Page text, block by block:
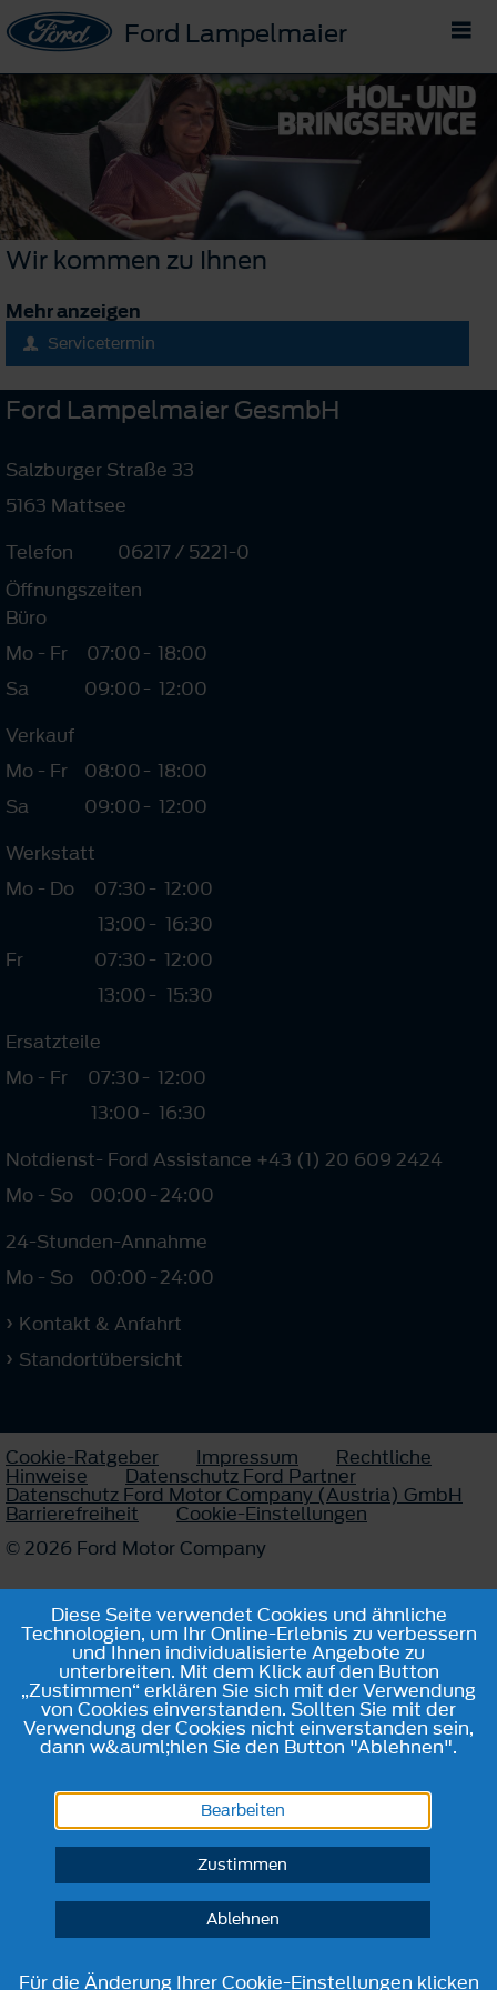
Ford Lampelmaier
Wir kommen zu Ihnen
Mehr anzeigen
Servicetermin
Ford Lampelmaier GesmbH
Salzburger Straße 33
5163 Mattsee
Telefon
06217 / 5221-0
Öffnungszeiten
Büro
Mo - Fr
07:00- 18:00
Sa
09:00- 12:00
Verkauf
Mo - Fr
08:00- 18:00
Sa
09:00- 12:00
Werkstatt
Mo - Do
07:30
13:00
-
-
12:00
16:30
Fr
07:30
13:00
-
-
12:00
15:30
Ersatzteile
Mo - Fr
07:30
13:00
-
-
12:00
16:30
Notdienst- Ford Assistance +43 (1) 20 609 2424
Mo - So
00:00-24:00
24-Stunden-Annahme
Mo - So
00:00-24:00
Kontakt & Anfahrt
Standortübersicht
Cookie-Ratgeber Impressum Rechtliche
Hinweise Datenschutz Ford Partner
Datenschutz Ford Motor Company (Austria) GmbH
Barrierefreiheit
Cookie-Einstellungen
© 2026 Ford Motor Company
Diese Seite verwendet Cookies und ähnliche
Technologien, um Ihr Online-Erlebnis zu verbessern
und Ihnen individualisierte Angebote zu
unterbreiten. Mit dem Klick auf den Button
„Zustimmen“ erklären Sie sich mit der Verwendung
von Cookies einverstanden. Sollten Sie mit der
Verwendung der Cookies nicht einverstanden sein,
dann w&auml;hlen Sie den Button "Ablehnen".
Bearbeiten
Zustimmen
Ablehnen
Für die Änderung Ihrer Cookie-Einstellungen klicken